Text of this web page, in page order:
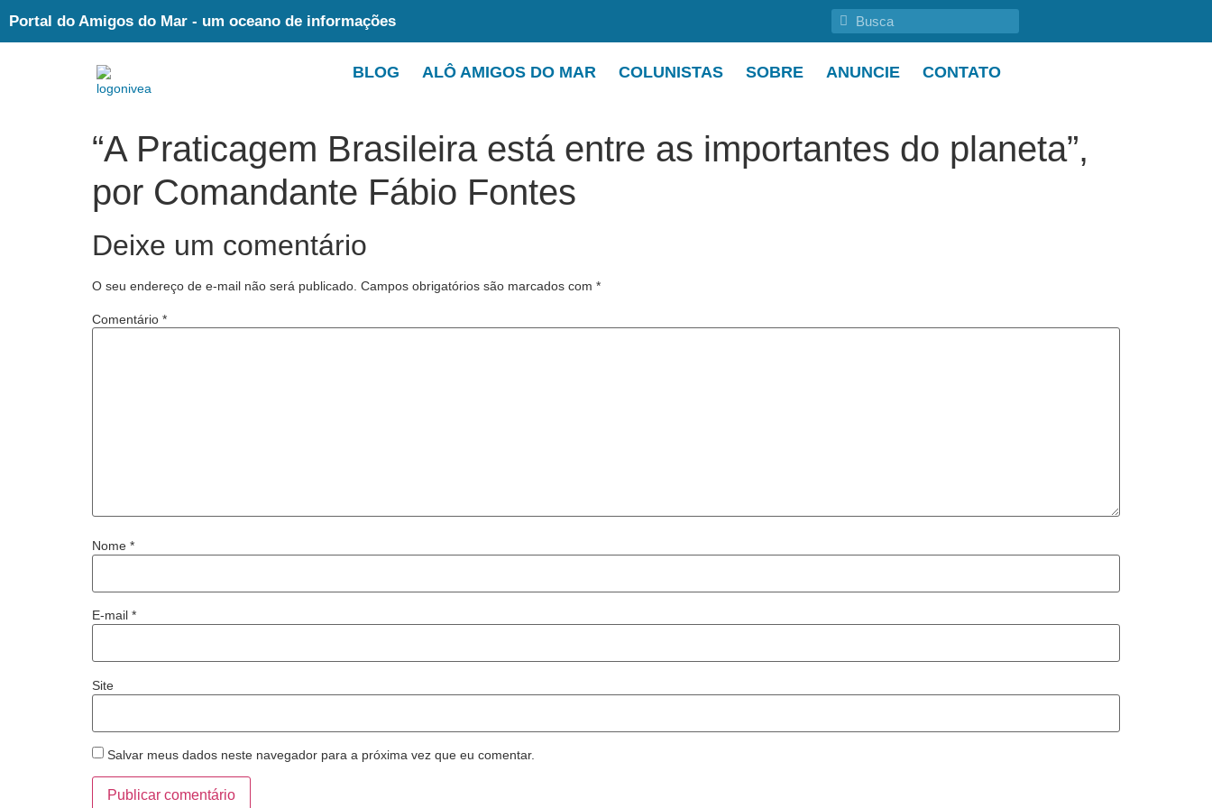
Portal do Amigos do Mar - um oceano de informações
BLOG ALÔ AMIGOS DO MAR COLUNISTAS SOBRE ANUNCIE CONTATO
“A Praticagem Brasileira está entre as importantes do planeta”,
por Comandante Fábio Fontes
Deixe um comentário
O seu endereço de e-mail não será publicado. Campos obrigatórios são marcados com *
Comentário *
Nome *
E-mail *
Site
Salvar meus dados neste navegador para a próxima vez que eu comentar.